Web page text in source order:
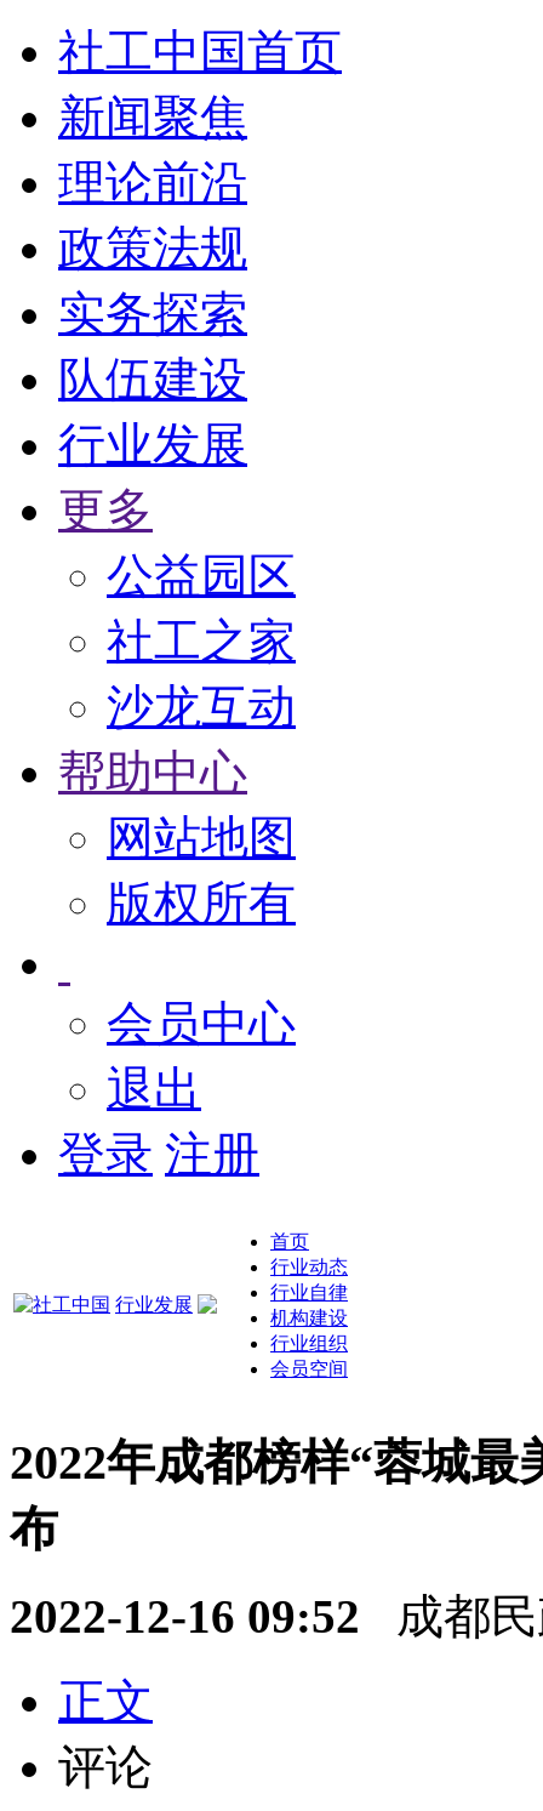
社工中国首页
新闻聚焦
理论前沿
政策法规
实务探索
队伍建设
行业发展
更多
公益园区
社工之家
沙龙互动
帮助中心
网站地图
版权所有
会员中心
退出
登录 注册
行业发展
首页
行业动态
行业自律
机构建设
行业组织
会员空间
2022年成都榜样“蓉城
布
2022-12-16 09:52
成都
正文
评论